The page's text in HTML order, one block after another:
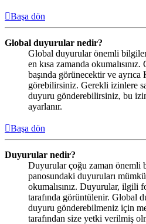
Başa dön
Global duyurular nedir?
Global duyurular önemli
en kısa zamanda
başında görünecektir ve
görebilirsiniz. Gerekli izinlere
duyuru gönderebilirsiniz, bu
ayarlanır.
Başa dön
Duyurular nedir?
Duyurular çoğu zaman önemli
panosundaki duyuruları
okumalısınız. Duyurular, ilgili
tarafında görüntülenir. Global
duyuru gönderebilmeniz için
tarafından size yetki verilmiş